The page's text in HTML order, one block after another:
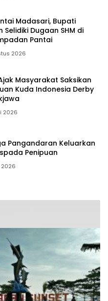
Madasari, Bupati
Dugaan SHM di
Pantai
2026
Masyarakat Saksikan
Kuda Indonesia Derby
2026
Pangandaran Keluarkan
Penipuan
2026